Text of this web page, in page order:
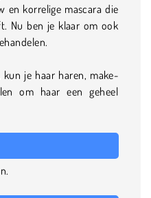
en korrelige mascara die
Nu ben je klaar om ook
je haar haren, make-
om haar een geheel